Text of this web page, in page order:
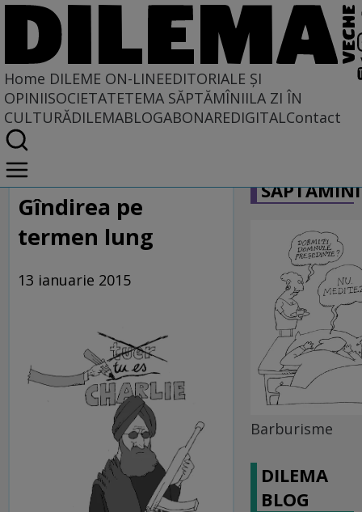
Home DILEME ON-LINEEDITORIALE ȘI
OPINIISOCIETATETEMA SĂPTĂMÎNIILA ZI ÎN
CULTURĂDILEMABLOGABONAREDIGITALContact
Home
Dileme on-line
Gîndirea pe
termen lung
13 ianuarie 2015
Barburisme
DILEMA
BLOG